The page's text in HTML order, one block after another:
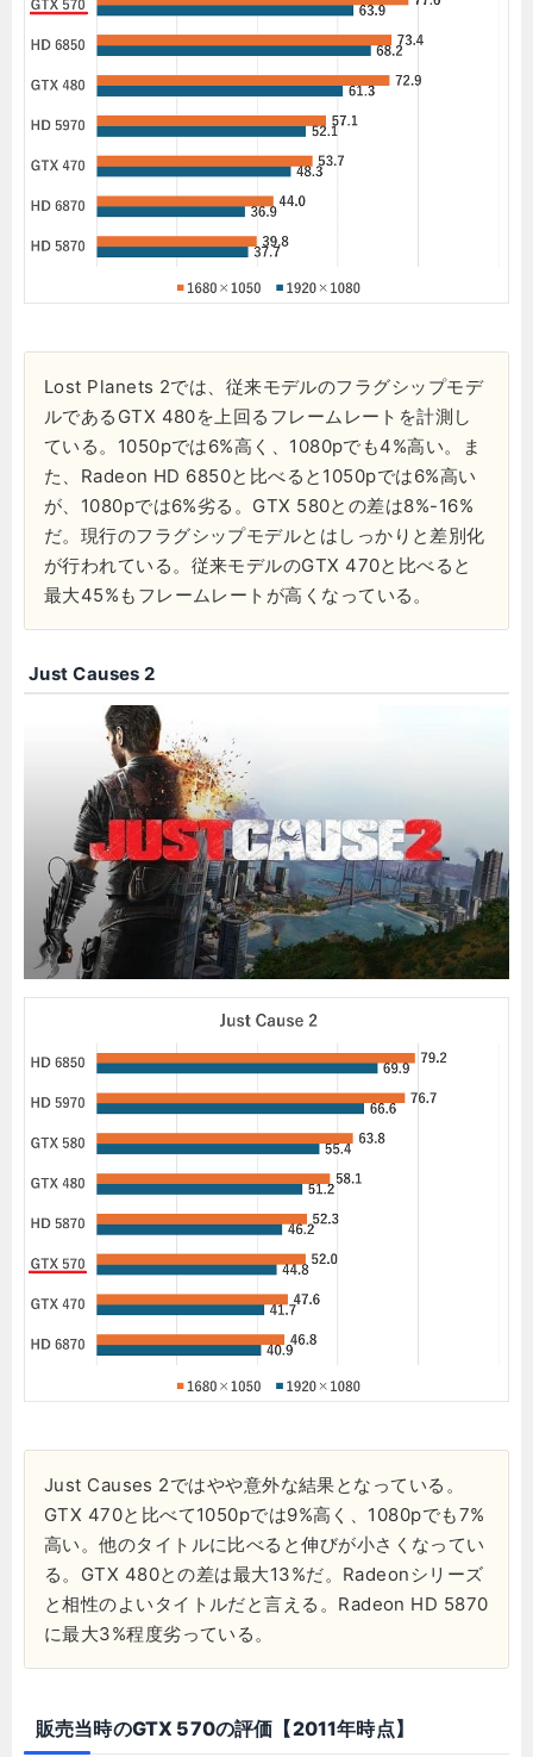
Lost Planets 2では、従来モデルのフラグシップモデ
ルであるGTX 480を上回るフレームレートを計測し
ている。1050pでは6%高く、1080pでも4%高い。ま
た、Radeon HD 6850と比べると1050pでは6%高い
が、1080pでは6%劣る。GTX 580との差は8%-16%
だ。現行のフラグシップモデルとはしっかりと差別化
が行われている。従来モデルのGTX 470と比べると
最大45%もフレームレートが高くなっている。
Just Causes 2
Just Causes 2ではやや意外な結果となっている。
GTX 470と比べて1050pでは9%高く、1080pでも7%
高い。他のタイトルに比べると伸びが小さくなってい
る。GTX 480との差は最大13%だ。Radeonシリーズ
と相性のよいタイトルだと言える。Radeon HD 5870
に最大3%程度劣っている。
販売当時のGTX 570の評価【2011年時点】